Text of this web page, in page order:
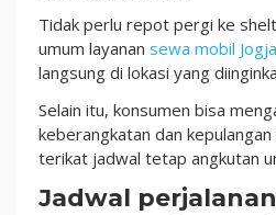
Tidak perlu repot pergi ke
umum layanan sewa mobil
langsung di lokasi yang
Selain itu, konsumen bisa
keberangkatan dan
terikat jadwal tetap angkutan
Jadwal perjalanan